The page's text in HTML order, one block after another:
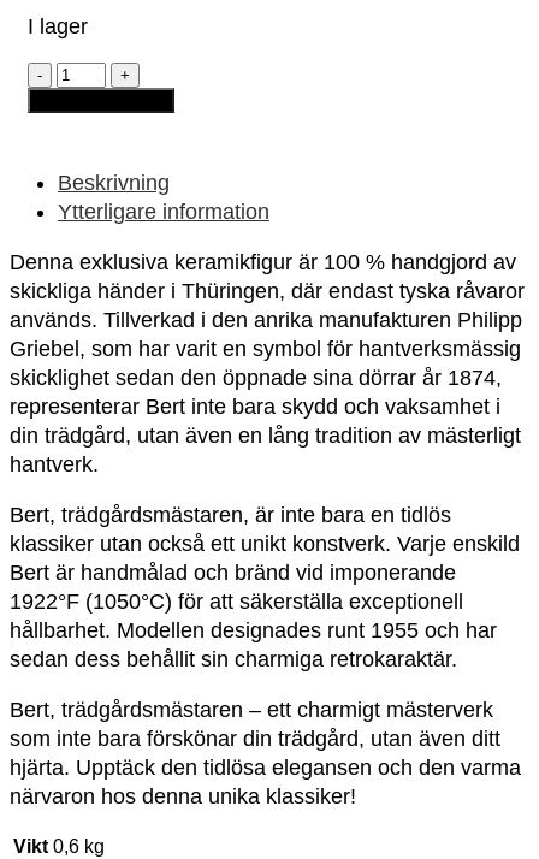
I lager
Trädgårdstomte
–
Bert
Beskrivning
Ytterligare information
Denna exklusiva keramikfigur är 100 % handgjord av
skickliga händer i Thüringen, där endast tyska råvaror
används. Tillverkad i den anrika manufakturen Philipp
Griebel, som har varit en symbol för hantverksmässig
skicklighet sedan den öppnade sina dörrar år 1874,
representerar Bert inte bara skydd och vaksamhet i
din trädgård, utan även en lång tradition av mästerligt
hantverk.
Bert, trädgårdsmästaren, är inte bara en tidlös
klassiker utan också ett unikt konstverk. Varje enskild
Bert är handmålad och bränd vid imponerande
1922°F (1050°C) för att säkerställa exceptionell
hållbarhet. Modellen designades runt 1955 och har
sedan dess behållit sin charmiga retrokaraktär.
Bert, trädgårdsmästaren – ett charmigt mästerverk
som inte bara förskönar din trädgård, utan även ditt
hjärta. Upptäck den tidlösa elegansen och den varma
närvaron hos denna unika klassiker!
Vikt 0,6 kg